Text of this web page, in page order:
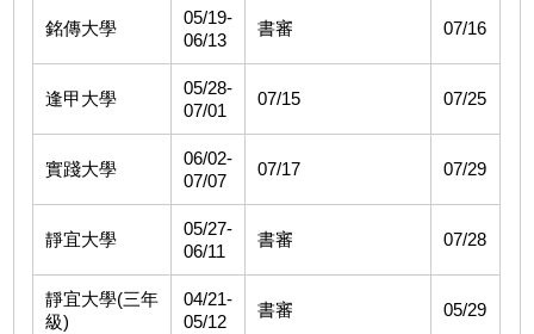
銘傳大學
05/19-
06/13
書審 07/16
逢甲大學
05/28-
07/01
07/15 07/25
實踐大學
06/02-
07/07
07/17 07/29
靜宜大學
05/27-
06/11
書審 07/28
靜宜大學(三年
級)
04/21-
05/12
書審 05/29